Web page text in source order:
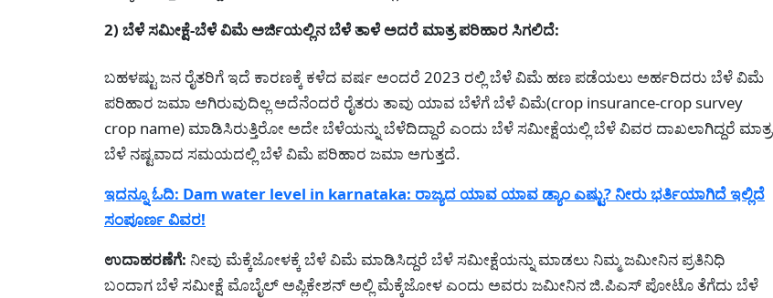
2) ಬೆಳೆ ಸಮೀಕ್ಷೆ-ಬೆಳೆ ವಿಮೆ ಅರ್ಜಿಯಲ್ಲಿನ ಬೆಳೆ ತಾಳೆ ಅದರೆ ಮಾತ್ರ ಪರಿಹಾರ ಸಿಗಲಿದೆ:
ಬಹಳಷ್ಟು ಜನ ರೈತರಿಗೆ ಇದೆ ಕಾರಣಕ್ಕೆ ಕಳೆದ ವರ್ಷ ಅಂದರೆ 2023 ರಲ್ಲಿ ಬೆಳೆ ವಿಮೆ ಹಣ ಪಡೆಯಲು ಅರ್ಹರಿದರು ಬೆಳೆ ವಿಮೆ
ಪರಿಹಾರ ಜಮಾ ಅಗಿರುವುದಿಲ್ಲ ಅದೆನೆಂದರೆ ರೈತರು ತಾವು ಯಾವ ಬೆಳೆಗೆ ಬೆಳೆ ವಿಮೆ(crop insurance-crop survey
crop name) ಮಾಡಿಸಿರುತ್ತಿರೋ ಅದೇ ಬೆಳೆಯನ್ನು ಬೆಳೆದಿದ್ದಾರೆ ಎಂದು ಬೆಳೆ ಸಮೀಕ್ಷೆಯಲ್ಲಿ ಬೆಳೆ ವಿವರ ದಾಖಲಾಗಿದ್ದರೆ ಮಾತ್ರ
ಬೆಳೆ ನಷ್ಟವಾದ ಸಮಯದಲ್ಲಿ ಬೆಳೆ ವಿಮೆ ಪರಿಹಾರ ಜಮಾ ಅಗುತ್ತದೆ.
ಇದನ್ನೂ ಓದಿ: Dam water level in karnataka: ರಾಜ್ಯದ ಯಾವ ಯಾವ ಡ್ಯಾಂ ಎಷ್ಟು? ನೀರು ಭರ್ತಿಯಾಗಿದೆ ಇಲ್ಲಿದೆ
ಸಂಪೂರ್ಣ ವಿವರ!
ಉದಾಹರಣೆಗೆ: ನೀವು ಮೆಕ್ಕೆಜೋಳಕ್ಕೆ ಬೆಳೆ ವಿಮೆ ಮಾಡಿಸಿದ್ದರೆ ಬೆಳೆ ಸಮೀಕ್ಷೆಯನ್ನು ಮಾಡಲು ನಿಮ್ಮ ಜಮೀನಿನ ಪ್ರತಿನಿಧಿ
ಬಂದಾಗ ಬೆಳೆ ಸಮೀಕ್ಷೆ ಮೊಬೈಲ್ ಅಪ್ಲಿಕೇಶನ್ ಅಲ್ಲಿ ಮೆಕ್ಕೆಜೋಳ ಎಂದು ಅವರು ಜಮೀನಿನ ಜಿ.ಪಿಎಸ್ ಪೋಟೊ ತೆಗೆದು ಬೆಳೆ